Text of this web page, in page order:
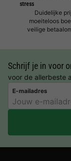
stress
Duidelijke
moeiteloos
veilige
Schrijf je in voor
voor de allerbeste
E-mailadres